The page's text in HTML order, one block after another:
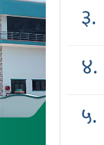
३.
४.
५.